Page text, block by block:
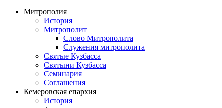
Митрополия
История
Митрополит
Слово Митрополита
Служения митрополита
Святые Кузбасса
Святыни Кузбасса
Семинария
Соглашения
Кемеровская епархия
История